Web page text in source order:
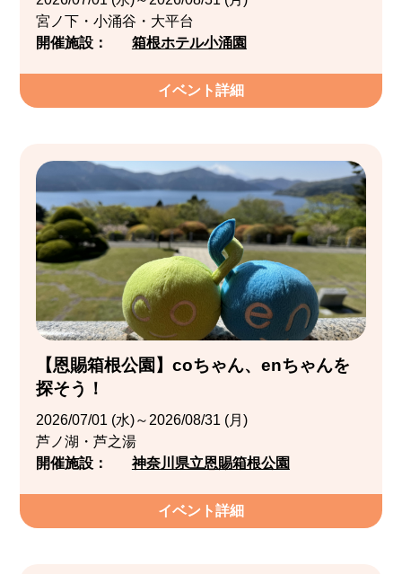
宮ノ下・小涌谷・大平台
開催施設：
箱根ホテル小涌園
イベント詳細
【恩賜箱根公園】coちゃん、enちゃんを
探そう！
2026/07/01 (水)～2026/08/31 (月)
芦ノ湖・芦之湯
開催施設：
神奈川県立恩賜箱根公園
イベント詳細